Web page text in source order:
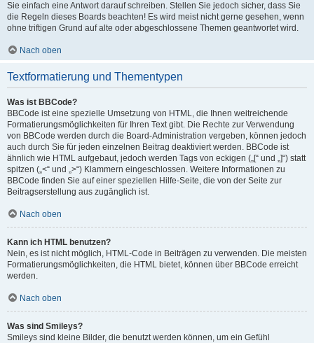
Sie einfach eine Antwort darauf schreiben. Stellen Sie jedoch sicher, dass Sie
die Regeln dieses Boards beachten! Es wird meist nicht gerne gesehen, wenn
ohne triftigen Grund auf alte oder abgeschlossene Themen geantwortet wird.
Nach oben
Textformatierung und Thementypen
Was ist BBCode?
BBCode ist eine spezielle Umsetzung von HTML, die Ihnen weitreichende
Formatierungsmöglichkeiten für Ihren Text gibt. Die Rechte zur Verwendung
von BBCode werden durch die Board-Administration vergeben, können jedoch
auch durch Sie für jeden einzelnen Beitrag deaktiviert werden. BBCode ist
ähnlich wie HTML aufgebaut, jedoch werden Tags von eckigen („[“ und „]“) statt
spitzen („<“ und „>“) Klammern eingeschlossen. Weitere Informationen zu
BBCode finden Sie auf einer speziellen Hilfe-Seite, die von der Seite zur
Beitragserstellung aus zugänglich ist.
Nach oben
Kann ich HTML benutzen?
Nein, es ist nicht möglich, HTML-Code in Beiträgen zu verwenden. Die meisten
Formatierungsmöglichkeiten, die HTML bietet, können über BBCode erreicht
werden.
Nach oben
Was sind Smileys?
Smileys sind kleine Bilder, die benutzt werden können, um ein Gefühl